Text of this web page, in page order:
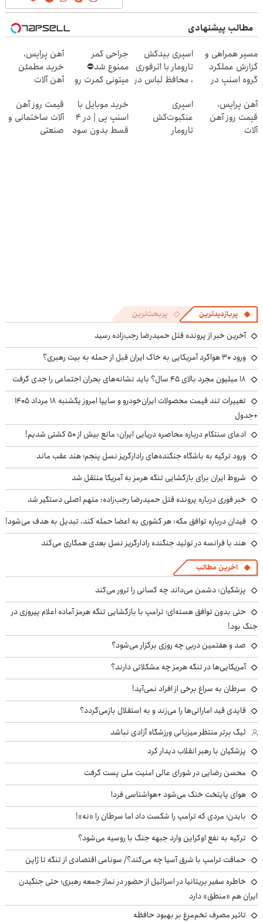
مطالب پیشنهادی
مسیر همراهی و
گزارش عملکرد
گروه اسنپ در
اسپری بیدکش
تارومار با اثرفوری
، محافظ لباس در
جراحی کمر
ممنوع شد⛔
میتونی کمرت رو
کنی! 👈🏻
پرسش‌نامه
آهن پرایس،
خرید مطمئن
آهن آلات
آهن پرایس،
قیمت روز آهن
آلات
اسپری
عنکبوت‌‌کش
تارومار
خرید موبایل با
اسنپ پی | در ۴
قسط بدون سود
قیمت روز آهن
آلات ساختمانی و
صنعتی
پربازدیدترین پربحث‌ترین
آخرین خبر از پرونده قتل حمیدرضا رجب‌زاده رسید
ورود ۳۰ هواگرد آمریکایی به خاک ایران قبل از حمله به بیت رهبری؟
۱۸ میلیون مجرد بالای ۴۵ سال؟ باید نشانه‌های بحران اجتماعی را جدی گرفت
تغییرات تند قیمت محصولات ایران‌خودرو و سایپا امروز یکشنبه ۱۸ مرداد ۱۴۰۵
+جدول
ادعای سنتکام درباره محاصره دریایی ایران: مانع بیش از ۵۰ کشتی شدیم!
ورود ترکیه به باشگاه جنگنده‌های رادارگریز نسل پنجم؛ هند عقب ماند
شروط ایران برای بازگشایی تنگه هرمز به آمریکا منتقل شد
خبر فوری درباره پرونده قتل حمیدرضا رجب‌زاده: متهم اصلی دستگیر شد
فیدان درباره توافق مکه: هر کشوری به اعضا حمله کند، تبدیل به هدف می‌شود!
هند با فرانسه در تولید جنگنده رادارگریز نسل بعدی همکاری می‌کند
آخرین مطالب
پزشکیان: دشمن می‌داند چه کسانی را ترور می‌کند
حتی بدون توافق هسته‌ای؛ ترامپ با بازگشایی تنگه هرمز آماده اعلام پیروزی در
جنگ بود!
صد و هفتمین دربی چه روزی برگزار می‌شود؟
آمریکایی‌ها در تنگه هرمز چه مشکلاتی دارند؟
سرطان به سراغ برخی از افراد نمی‌آید!
قایدی قید اماراتی‌ها را می‌زند و به استقلال بازمی‌گردد؟
لیگ برتر منتظر میزبانی ورزشگاه آزادی نباشد
پزشکیان با رهبر انقلاب دیدار کرد
محسن رضایی در شورای عالی امنیت ملی پست گرفت
هوای پایتخت خنک می‌شود +هواشناسی فردا
بایدن؛ مردی که ترامپ را شکست داد اما سرطان را «نه»!
ترکیه به نفع اوکراین وارد جبهه جنگ با روسیه می‌شود؟
حماقت ترامپ با شرق آسیا چه می‌کند؟/ سونامی اقتصادی از تنگه تا ژاپن
خاطره سفیر بریتانیا در اسرائیل از حضور در نماز جمعه رهبری؛ حتی جنگیدن
ایران هم «منطق» دارد
تاثیر مصرف تخم‌مرغ بر بهبود حافظه